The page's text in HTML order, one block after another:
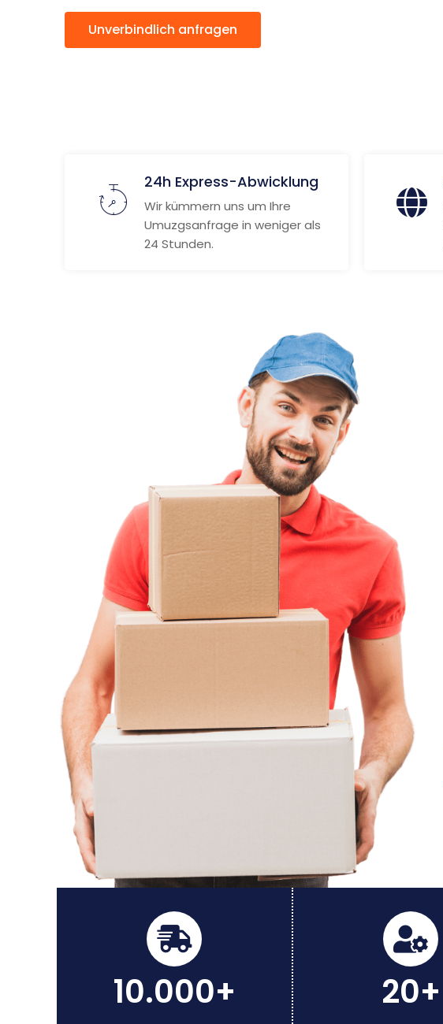
Unverbindlich anfragen
24h Express-Abwicklung
Wir kümmern uns um Ihre
Umuzgsanfrage in weniger als
24 Stunden.
10.000+ 20+